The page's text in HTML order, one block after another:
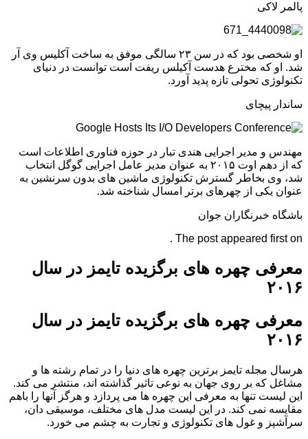
پالمر لاکی
او شخصی بود که در سن ۲۳ سالگی موفق به ساخت آکلیس وی آر
شد. او که مخترع هدست آکیلس ریفت است توانست در دنیای
تکنولوژی تحولی تازه پدید آورد.
ساندار پیچای
مهندس و مدیر اجرایی هندی تبار در حوزه فناوری اطلاعات است
که از دهم اوت ۲۰۱۵ به عنوان مدیر عامل اجرایی گوگل انتخاب
شد، وی بخاطر گسترش تکنولوژی ماشین های بدون سرنشین به
عنوان یکی از چهرهای برتر امسال شناخته شد.
باشگاه خبرنگاران جوان
The post appeared first on .
معرفی چهره های برگزیده تایمز در سال
۲۰۱۶
معرفی چهره های برگزیده تایمز در سال
۲۰۱۶
هرسال مجله تایمز برترین چهره های دنیا را در تمام رشته ها و
مشاغل که بر روی جهان به نوعی تاثیر گذاشته اند، منتشر می کند.
این لیست تنها به معرفی این چهره ها می پردازد و هرگز آنها را باهم
مقایسه نمی کند. در این لیست مدل های مختلف، موسیقی دان،
سرآشپز و غول های تکنولوژی و تجارت به چشم می خورد.